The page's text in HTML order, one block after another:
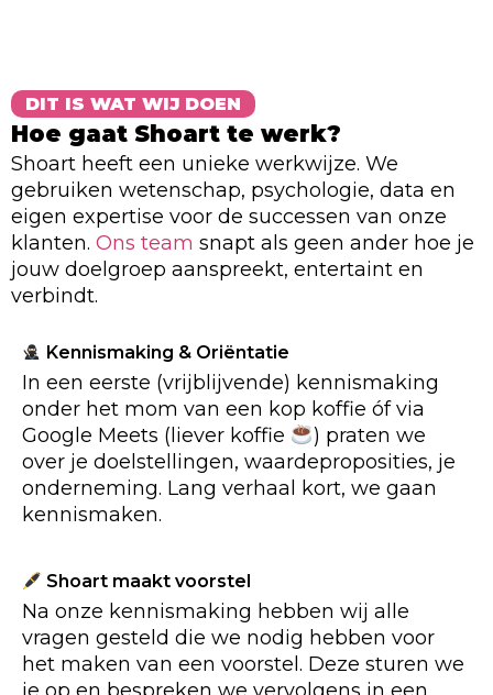
DIT IS WAT WIJ DOEN
Hoe gaat Shoart te werk?
Shoart heeft een unieke werkwijze. We
gebruiken wetenschap, psychologie, data en
eigen expertise voor de successen van onze
klanten. Ons team snapt als geen ander hoe je
jouw doelgroep aanspreekt, entertaint en
verbindt.
Kennismaking & Oriëntatie
In een eerste (vrijblijvende) kennismaking
onder het mom van een kop koffie óf via
Google Meets (liever koffie
) praten we
over je doelstellingen, waardeproposities, je
onderneming. Lang verhaal kort, we gaan
kennismaken.
Shoart maakt voorstel
Na onze kennismaking hebben wij alle
vragen gesteld die we nodig hebben voor
het maken van een voorstel. Deze sturen we